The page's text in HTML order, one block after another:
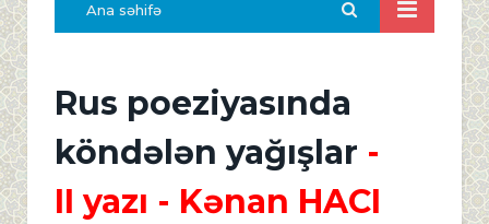
Ana səhifə
Rus poeziyasında
köndələn yağışlar -
II yazı - Kənan HACI